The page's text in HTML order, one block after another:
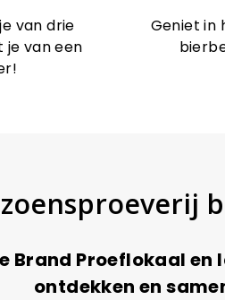
van drie
je van een
Geniet in
Brand Proeflokaal
ontdekken en